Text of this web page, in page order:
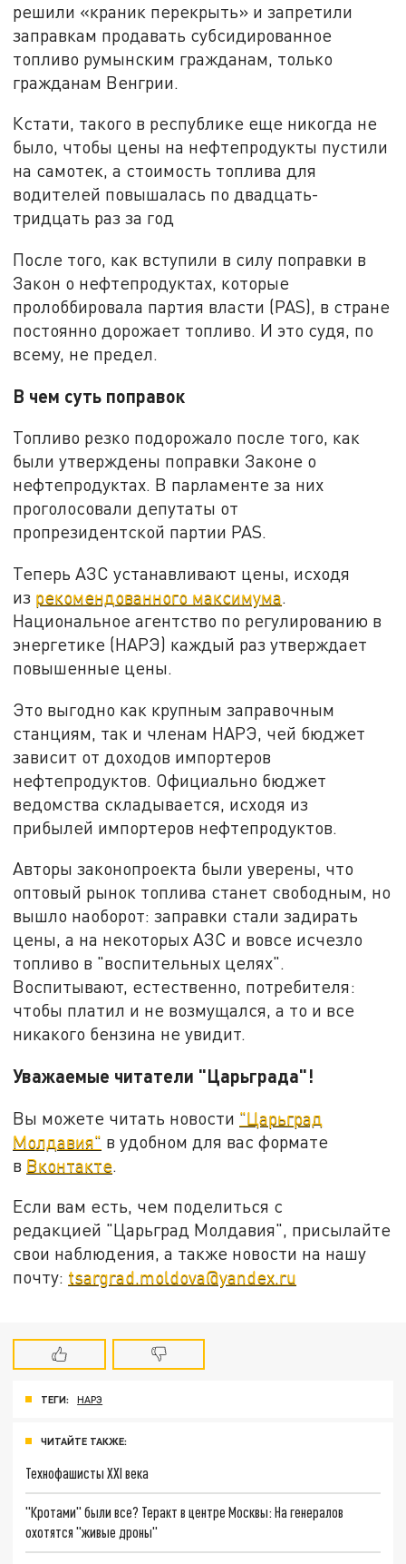
решили «краник перекрыть» и запретили
заправкам продавать субсидированное
топливо румынским гражданам, только
гражданам Венгрии.
Кстати, такого в республике еще никогда не
было, чтобы цены на нефтепродукты пустили
на самотек, а стоимость топлива для
водителей повышалась по двадцать-
тридцать раз за год
После того, как вступили в силу поправки в
Закон о нефтепродуктах, которые
пролоббировала партия власти (PAS), в стране
постоянно дорожает топливо. И это судя, по
всему, не предел.
В чем суть поправок
Топливо резко подорожало после того, как
были утверждены поправки Законе о
нефтепродуктах. В парламенте за них
проголосовали депутаты от
пропрезидентской партии PAS.
Теперь АЗС устанавливают цены, исходя
из рекомендованного максимума.
Национальное агентство по регулированию в
энергетике (НАРЭ) каждый раз утверждает
повышенные цены.
Это выгодно как крупным заправочным
станциям, так и членам НАРЭ, чей бюджет
зависит от доходов импортеров
нефтепродуктов. Официально бюджет
ведомства складывается, исходя из
прибылей импортеров нефтепродуктов.
Авторы законопроекта были уверены, что
оптовый рынок топлива станет свободным, но
вышло наоборот: заправки стали задирать
цены, а на некоторых АЗС и вовсе исчезло
топливо в "воспительных целях".
Воспитывают, естественно, потребителя:
чтобы платил и не возмущался, а то и все
никакого бензина не увидит.
Уважаемые читатели "Царьграда"!
Вы можете читать новости "Царьград
Молдавия" в удобном для вас формате
в Вконтакте.
Если вам есть, чем поделиться с
редакцией "Царьград Молдавия", присылайте
свои наблюдения, а также новости на нашу
почту: tsargrad.moldova@yandex.ru
ТЕГИ: НАРЭ
ЧИТАЙТЕ ТАКЖЕ:
Технофашисты XXI века
"Кротами" были все? Теракт в центре Москвы: На генералов
охотятся "живые дроны"